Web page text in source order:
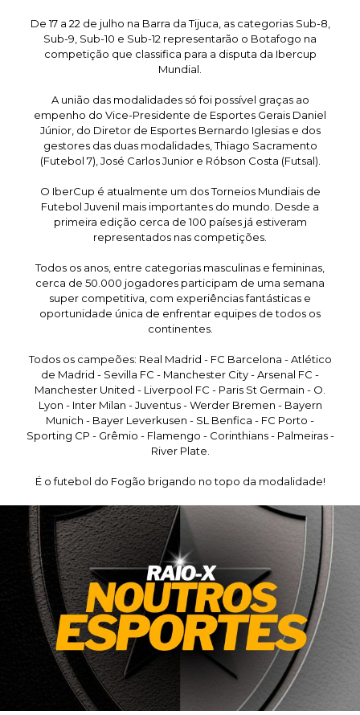
De 17 a 22 de julho na Barra da Tijuca, as categorias Sub-8,
Sub-9, Sub-10 e Sub-12 representarão o Botafogo na
competição que classifica para a disputa da Ibercup
Mundial.
A união das modalidades só foi possível graças ao
empenho do Vice-Presidente de Esportes Gerais Daniel
Júnior, do Diretor de Esportes Bernardo Iglesias e dos
gestores das duas modalidades, Thiago Sacramento
(Futebol 7), José Carlos Junior e Róbson Costa (Futsal).
O IberCup é atualmente um dos Torneios Mundiais de
Futebol Juvenil mais importantes do mundo. Desde a
primeira edição cerca de 100 países já estiveram
representados nas competições.
Todos os anos, entre categorias masculinas e femininas,
cerca de 50.000 jogadores participam de uma semana
super competitiva, com experiências fantásticas e
oportunidade única de enfrentar equipes de todos os
continentes.
Todos os campeões: Real Madrid - FC Barcelona - Atlético
de Madrid - Sevilla FC - Manchester City - Arsenal FC -
Manchester United - Liverpool FC - Paris St Germain - O.
Lyon - Inter Milan - Juventus - Werder Bremen - Bayern
Munich - Bayer Leverkusen - SL Benfica - FC Porto -
Sporting CP - Grêmio - Flamengo - Corinthians - Palmeiras -
River Plate.
É o futebol do Fogão brigando no topo da modalidade!